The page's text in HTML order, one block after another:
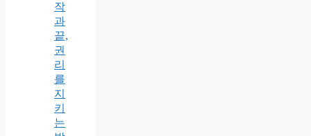
작
과
끝,
권
리
를
지
키
는